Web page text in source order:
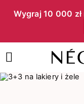
Wygraj 10 000